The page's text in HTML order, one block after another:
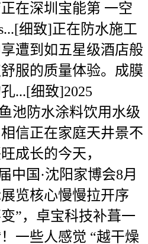
在深圳宝能第 一空
细致]正在防水施工
遭到如五星级酒店般
服的质量体验。成膜
...[细致]2025
池防水涂料饮用水级
信正在家庭天井景不
成长的今天，
中国·沈阳家博会8月
览核心慢慢拉开序
”，卓宝科技补葺一
一些人感觉 “越干燥